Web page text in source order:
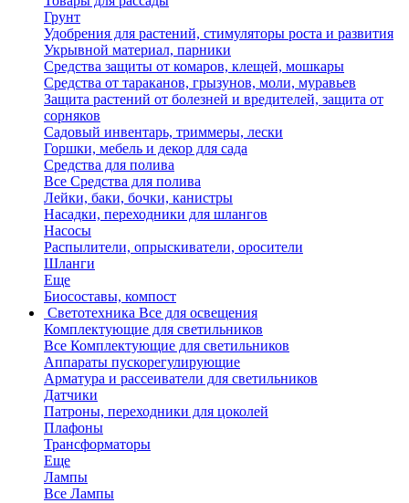
Грунт
Удобрения для растений, стимуляторы роста и развития
Укрывной материал, парники
Средства защиты от комаров, клещей, мошкары
Средства от тараканов, грызунов, моли, муравьев
Защита растений от болезней и вредителей, защита от
сорняков
Садовый инвентарь, триммеры, лески
Горшки, мебель и декор для сада
Средства для полива
Все Средства для полива
Лейки, баки, бочки, канистры
Насадки, переходники для шлангов
Насосы
Распылители, опрыскиватели, оросители
Шланги
Еще
Биосоставы, компост
Светотехника Все для освещения
Комплектующие для светильников
Все Комплектующие для светильников
Аппараты пускорегулирующие
Арматура и рассеиватели для светильников
Датчики
Патроны, переходники для цоколей
Плафоны
Трансформаторы
Еще
Лампы
Все Лампы